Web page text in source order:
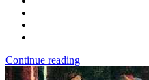
Continue reading